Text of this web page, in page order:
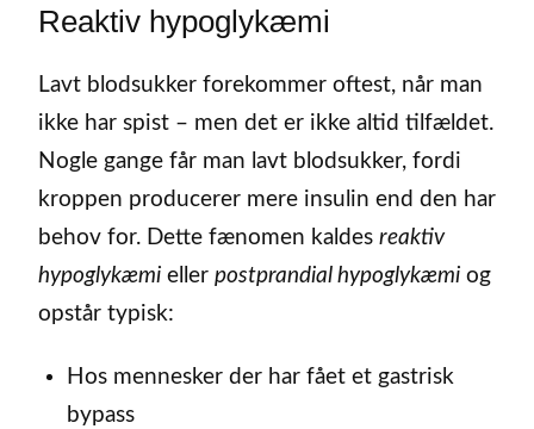
Reaktiv hypoglykæmi
Lavt blodsukker forekommer oftest, når man
ikke har spist – men det er ikke altid tilfældet.
Nogle gange får man lavt blodsukker, fordi
kroppen producerer mere insulin end den har
behov for. Dette fænomen kaldes reaktiv
hypoglykæmi eller postprandial hypoglykæmi og
opstår typisk:
Hos mennesker der har fået et gastrisk
bypass